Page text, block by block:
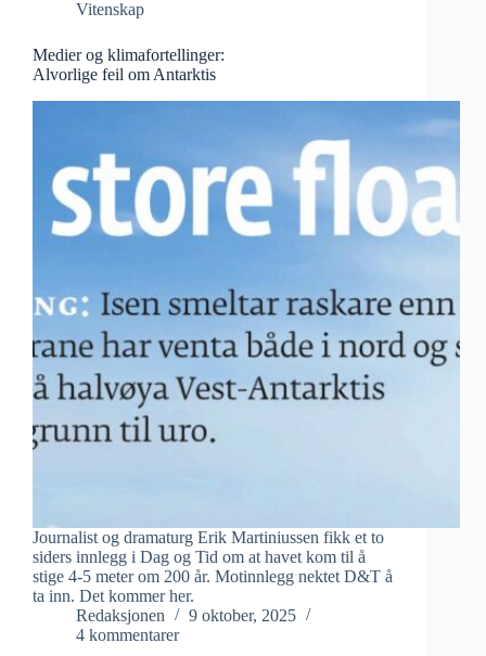
Vitenskap
Medier og klimafortellinger:
Alvorlige feil om Antarktis
Journalist og dramaturg Erik Martiniussen fikk et to
siders innlegg i Dag og Tid om at havet kom til å
stige 4-5 meter om 200 år. Motinnlegg nektet D&T å
ta inn. Det kommer her.
Redaksjonen
9 oktober, 2025
4 kommentarer